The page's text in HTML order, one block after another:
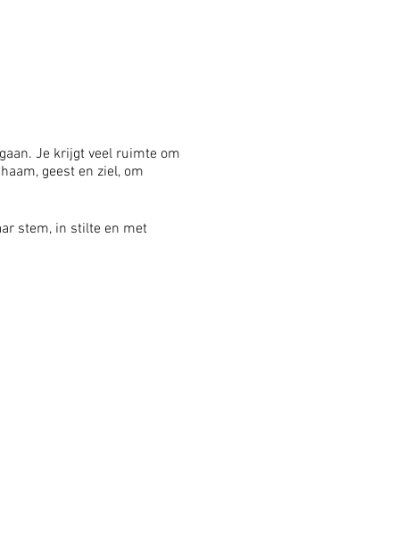
Je krijgt veel ruimte om
geest en ziel, om
stem, in stilte en met